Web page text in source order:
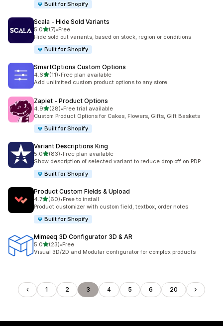
Built for Shopify
Scala ‑ Hide Sold Variants
5.05つ星中
(7)
合計レビュー数：7件
•Free
Hide sold out variants, based on stock, region or conditions
Built for Shopify
SmartOptions Custom Options
4.65つ星中
(11)
合計レビュー数：11件
•Free plan available
Add unlimited custom product options to any store
Zapiet ‑ Product Options
4.95つ星中
(28)
合計レビュー数：28件
•Free trial available
Custom Product Options for Cakes, Flowers, Gifts, Gift Baskets
Built for Shopify
Variant Descriptions King
5.05つ星中
(83)
合計レビュー数：83件
•Free plan available
Show description of selected variant to reduce drop off on PDP
Built for Shopify
Product Custom Fields & Upload
4.75つ星中
(60)
合計レビュー数：60件
•Free to install
Product customizer with custom field, textbox, order notes
Built for Shopify
Mimeeq 3D Configurator 3D & AR
5.05つ星中
(23)
合計レビュー数：23件
•Free
Visual 3D/2D and Modular configurator for complex products
1 2 3 4 5 6 20